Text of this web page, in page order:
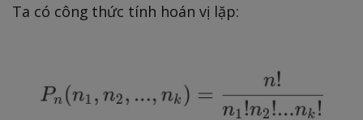
Ta có công thức tính hoán vị lặp: